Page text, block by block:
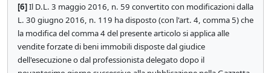
[6]Il D.L. 3 maggio 2016, n. 59 convertito con modificazioni dalla
L. 30 giugno 2016, n. 119 ha disposto (con l'art. 4, comma 5) che
la modifica del comma 4 del presente articolo si applica alle
vendite forzate di beni immobili disposte dal giudice
dell'esecuzione o dal professionista delegato dopo il